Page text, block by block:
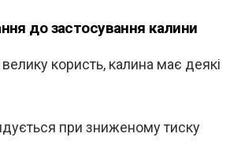
до застосування калини
користь, калина має деякі
при зниженому тиску